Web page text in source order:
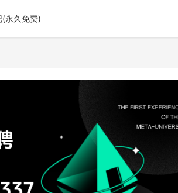
(永久免费)